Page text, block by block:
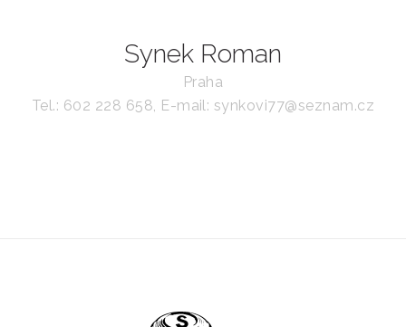
Synek Roman
Praha
Tel.: 602 228 658, E-mail: synkovi77@seznam.cz